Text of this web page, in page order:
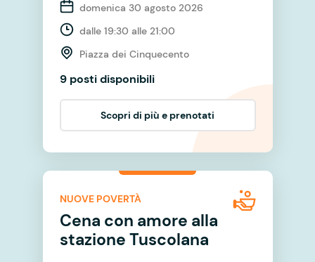
domenica 30 agosto 2026
dalle 19:30 alle 21:00
Piazza dei Cinquecento
9 posti disponibili
Scopri di più e prenotati
NUOVE POVERTÀ
Cena con amore alla
stazione Tuscolana